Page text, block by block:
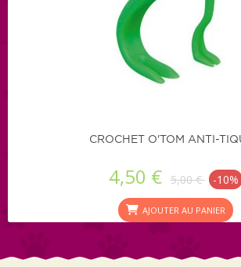
CROCHET O'TOM ANTI-
4,50 € 5,00 € -10%
AJOUTER AU PANIER